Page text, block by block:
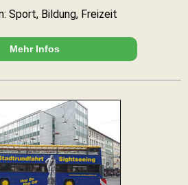
Sport, Bildung, Freizeit
Mehr Infos